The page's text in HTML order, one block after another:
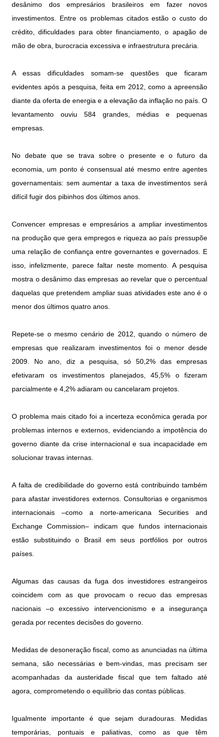
desânimo dos empresários brasileiros em fazer novos
investimentos. Entre os problemas citados estão o custo do
crédito, dificuldades para obter financiamento, o apagão de
mão de obra, burocracia excessiva e infraestrutura precária.
A essas dificuldades somam-se questões que ficaram
evidentes após a pesquisa, feita em 2012, como a apreensão
diante da oferta de energia e a elevação da inflação no país. O
levantamento ouviu 584 grandes, médias e pequenas
empresas.
No debate que se trava sobre o presente e o futuro da
economia, um ponto é consensual até mesmo entre agentes
governamentais: sem aumentar a taxa de investimentos será
difícil fugir dos pibinhos dos últimos anos.
Convencer empresas e empresários a ampliar investimentos
na produção que gera empregos e riqueza ao país pressupõe
uma relação de confiança entre governantes e governados. E
isso, infelizmente, parece faltar neste momento. A pesquisa
mostra o desânimo das empresas ao revelar que o percentual
daquelas que pretendem ampliar suas atividades este ano é o
menor dos últimos quatro anos.
Repete-se o mesmo cenário de 2012, quando o número de
empresas que realizaram investimentos foi o menor desde
2009. No ano, diz a pesquisa, só 50,2% das empresas
efetivaram os investimentos planejados, 45,5% o fizeram
parcialmente e 4,2% adiaram ou cancelaram projetos.
O problema mais citado foi a incerteza econômica gerada por
problemas internos e externos, evidenciando a impotência do
governo diante da crise internacional e sua incapacidade em
solucionar travas internas.
A falta de credibilidade do governo está contribuindo também
para afastar investidores externos. Consultorias e organismos
internacionais –como a norte-americana Securities and
Exchange Commission– indicam que fundos internacionais
estão substituindo o Brasil em seus portfólios por outros
países.
Algumas das causas da fuga dos investidores estrangeiros
coincidem com as que provocam o recuo das empresas
nacionais –o excessivo intervencionismo e a insegurança
gerada por recentes decisões do governo.
Medidas de desoneração fiscal, como as anunciadas na última
semana, são necessárias e bem-vindas, mas precisam ser
acompanhadas da austeridade fiscal que tem faltado até
agora, comprometendo o equilíbrio das contas públicas.
Igualmente importante é que sejam duradouras. Medidas
temporárias, pontuais e paliativas, como as que têm